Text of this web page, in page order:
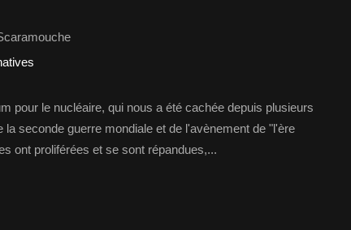
pour le nucléaire, qui nous a été cachée depuis plusieurs
la seconde guerre mondiale et de l'avènement de "l'ère
ont proliférées et se sont répandues,...